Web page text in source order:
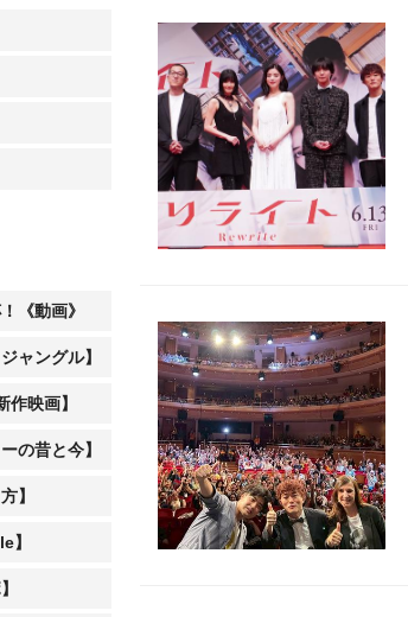
《動画》
ャングル】
映画】
の昔と今】
】
】